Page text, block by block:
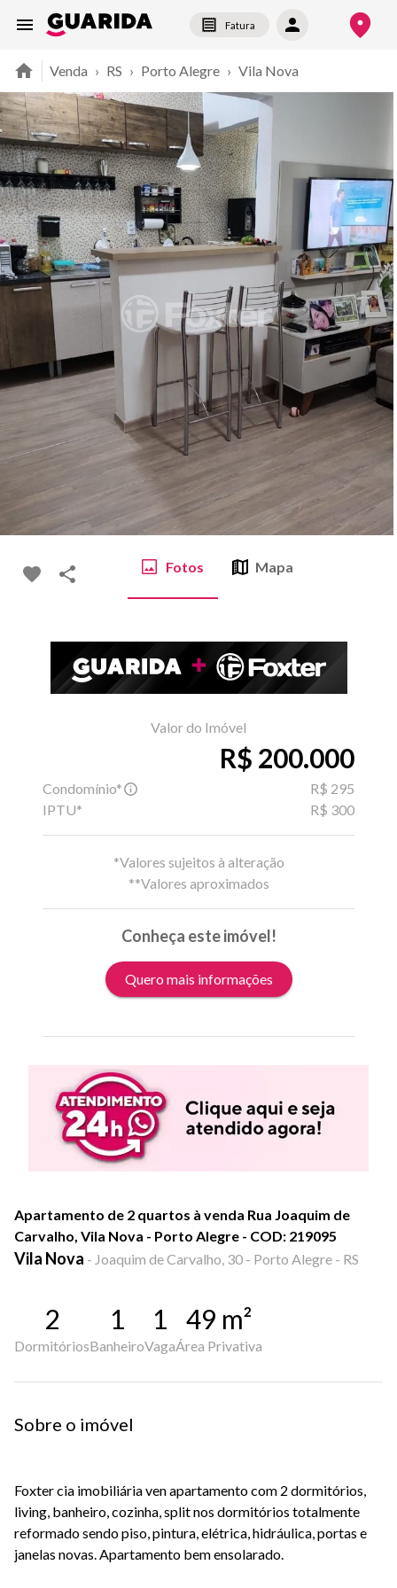
Fatura
Venda › RS › Porto Alegre › Vila Nova
Fotos Mapa
Valor do Imóvel
R$ 200.000
Condomínio*
R$ 295
IPTU*
R$ 300
*Valores sujeitos à alteração
**Valores aproximados
Conheça este imóvel!
Quero mais informações
Apartamento de 2 quartos à venda Rua Joaquim de
Carvalho, Vila Nova - Porto Alegre - COD: 219095
Vila Nova - Joaquim de Carvalho, 30 - Porto Alegre - RS
2
Dormitórios
1
Banheiro
1
Vaga
49 m²
Área Privativa
Sobre o imóvel
Foxter cia imobiliária ven apartamento com 2 dormitórios,
living, banheiro, cozinha, split nos dormitórios totalmente
reformado sendo piso, pintura, elétrica, hidráulica, portas e
janelas novas. Apartamento bem ensolarado.